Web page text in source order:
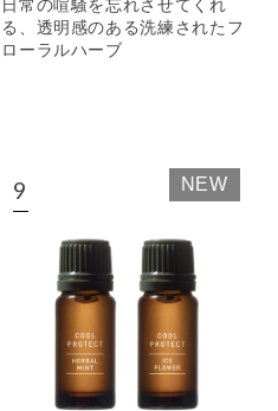
日常の喧騒を忘れさせてくれ
る、透明感のある洗練されたフ
ローラルハーブ
NEW